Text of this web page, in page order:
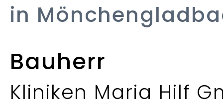
in
Bauherr
Kliniken Maria Hilf